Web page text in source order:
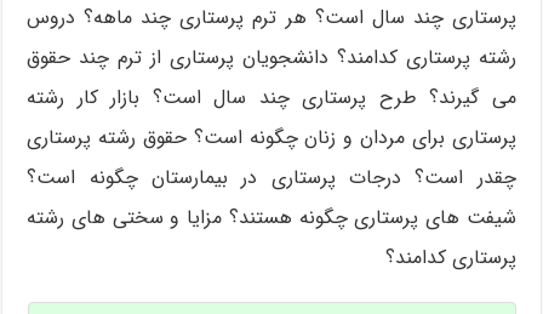
پرستاری چند سال است؟ هر ترم پرستاری چند ماهه؟ دروس
رشته پرستاری کدامند؟ دانشجویان پرستاری از ترم چند حقوق
می گیرند؟ طرح پرستاری چند سال است؟ بازار کار رشته
پرستاری برای مردان و زنان چگونه است؟ حقوق رشته پرستاری
چقدر است؟ درجات پرستاری در بیمارستان چگونه است؟
شیفت های پرستاری چگونه هستند؟ مزایا و سختی های رشته
پرستاری کدامند؟